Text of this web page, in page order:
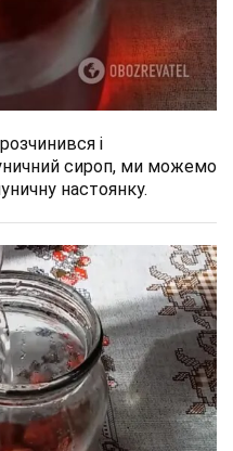
і
сироп, ми можемо
настоянку.